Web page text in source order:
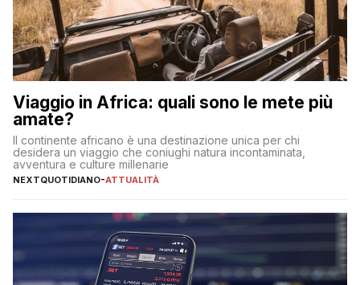
Viaggio in Africa: quali sono le mete più
amate?
Il continente africano è una destinazione unica per chi
desidera un viaggio che coniughi natura incontaminata,
avventura e culture millenarie
NEXTQUOTIDIANO-ATTUALITÀ